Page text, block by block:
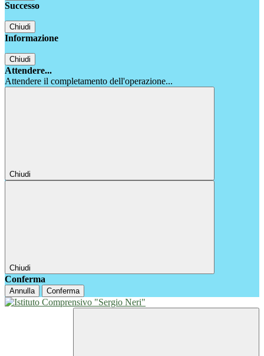
Successo
Chiudi
Informazione
Chiudi
Attendere...
Attendere il completamento dell'operazione...
Chiudi
Chiudi
Conferma
Annulla Conferma